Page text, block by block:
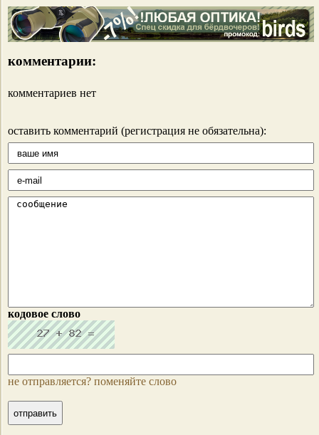
комментарии:
комментариев нет
оставить комментарий (регистрация не обязательна):
кодовое слово
не отправляется? поменяйте слово